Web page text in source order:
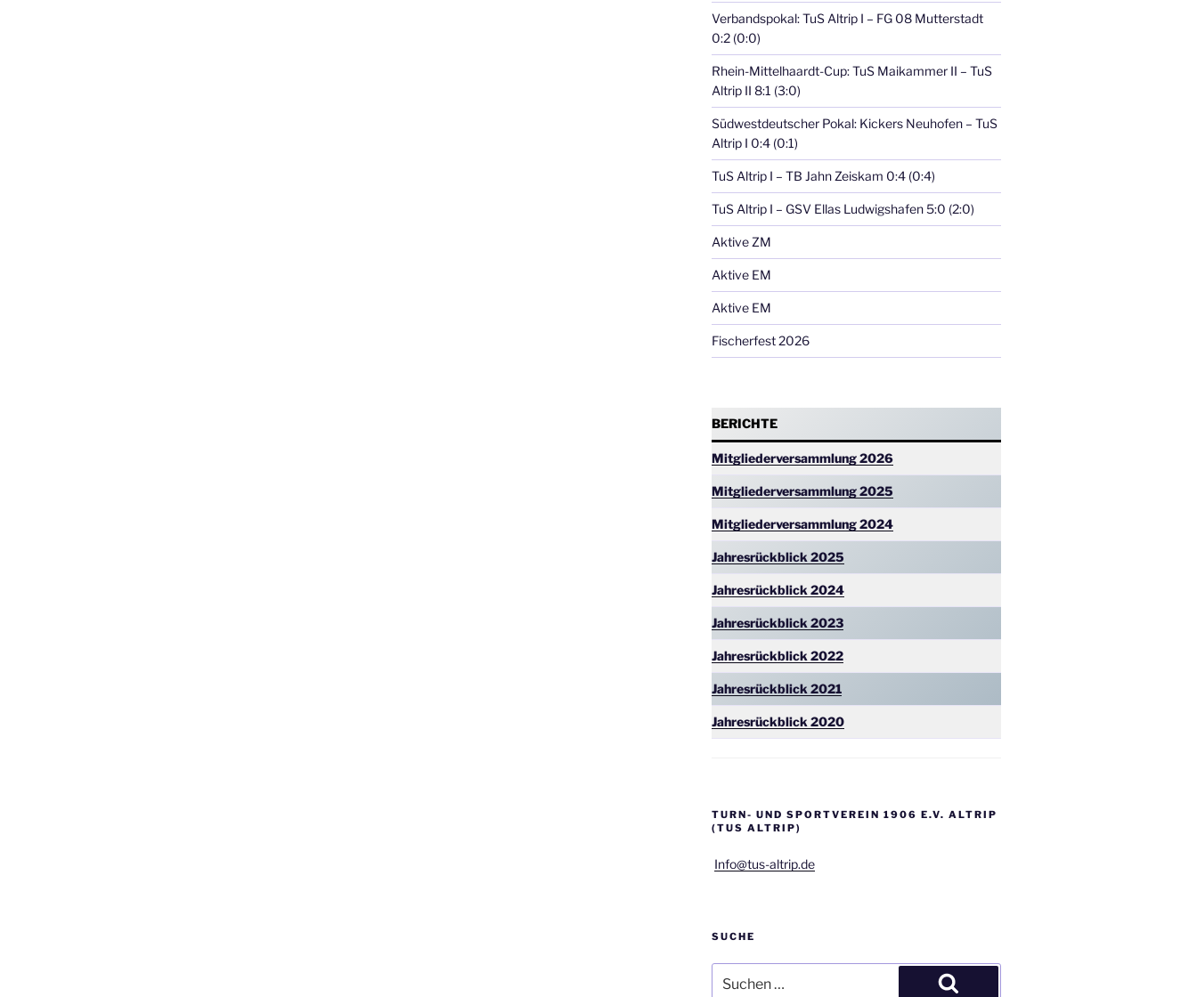
Verbandspokal: TuS Altrip I – FG 08 Mutterstadt
0:2 (0:0)
Rhein-Mittelhaardt-Cup: TuS Maikammer II – TuS
Altrip II 8:1 (3:0)
Südwestdeutscher Pokal: Kickers Neuhofen – TuS
Altrip I 0:4 (0:1)
TuS Altrip I – TB Jahn Zeiskam 0:4 (0:4)
TuS Altrip I – GSV Ellas Ludwigshafen 5:0 (2:0)
Aktive ZM
Aktive EM
Aktive EM
Fischerfest 2026
BERICHTE
Mitgliederversammlung 2026
Mitgliederversammlung 2025
Mitgliederversammlung2024
Jahresrückblick 2025
Jahresrückblick 2024
Jahresrückblick 2023
Jahresrückblick 2022
Jahresrückblick 2021
Jahresrückblick 2020
TURN- UND SPORTVEREIN 1906 E.V. ALTRIP
(TUS ALTRIP)
Info@tus-altrip.de
SUCHE
nach: